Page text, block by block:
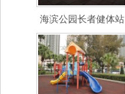
海滨公园长者健体站